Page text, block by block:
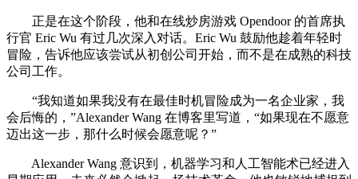
正是在这个阶段，他和在线炒房游戏 Opendoor 的首席执
行官 Eric Wu 有过几次深入对话。Eric Wu 鼓励他趁着年轻时
冒险，告诉他应该尝试从初创公司开始，而不是在成熟的科技
公司工作。
“我知道如果我没有在最佳时机冒险成为一名企业家，我
会后悔的，”Alexander Wang 在博客里写道，“如果现在不愿意
迈出这一步，那什么时候会愿意呢？”
Alexander Wang 意识到，机器学习和人工智能术已经进入